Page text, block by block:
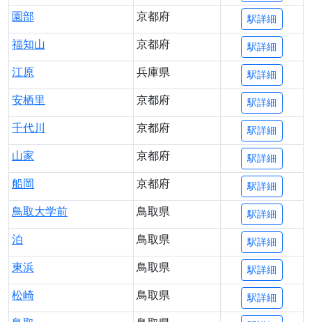
園部 京都府 駅詳細
福知山 京都府 駅詳細
江原 兵庫県 駅詳細
安栖里 京都府 駅詳細
千代川 京都府 駅詳細
山家 京都府 駅詳細
船岡 京都府 駅詳細
鳥取大学前 鳥取県 駅詳細
泊 鳥取県 駅詳細
東浜 鳥取県 駅詳細
松崎 鳥取県 駅詳細